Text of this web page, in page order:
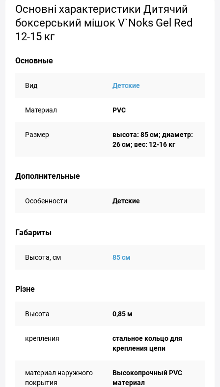
Основні характеристики Дитячий
боксерський мішок V`Noks Gel Red
12-15 кг
Основные
Вид Детские
Материал PVC
Размер
высота: 85 cм; диаметр:
26 см; вес: 12-16 кг
Дополнительные
Особенности Детские
Габариты
Высота, см 85 см
Різне
Высота 0,85 м
крепления
стальное кольцо для
крепления цепи
материал наружного
покрытия
Высокопрочный PVC
материал